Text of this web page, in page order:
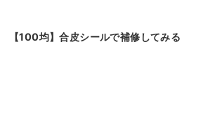
【100均】合皮シールで補修してみる